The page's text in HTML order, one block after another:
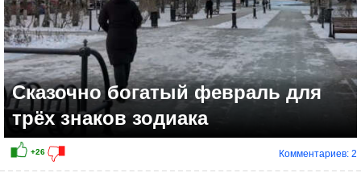
Сказочно богатый февраль для
трёх знаков зодиака
Комментариев: 2